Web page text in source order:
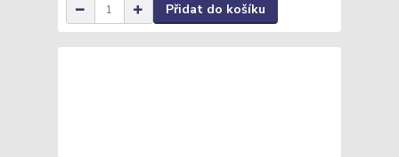
Přidat do košíku